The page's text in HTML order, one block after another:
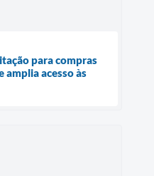
para compras
amplia acesso às